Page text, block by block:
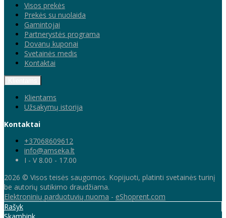
Visos prekės
Prekės su nuolaida
Gamintojai
Partnerystės programa
Dovanų kuponai
Svetainės medis
Kontaktai
Klientams
Užsakymų istorija
Kontaktai
+37068609612
info@amseka.lt
I - V 8.00 - 17.00
2026 © Visos teisės saugomos. Kopijuoti, platinti svetainės turinį
be autorių sutikimo draudžiama.
Elektroninių parduotuvių nuoma - eShoprent.com
Rašyk